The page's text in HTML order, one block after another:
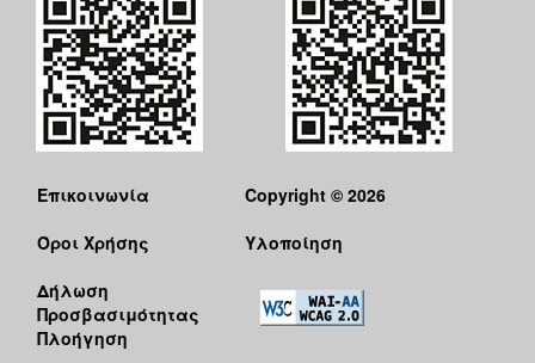
Επικοινωνία
Όροι Χρήσης
Δήλωση
Προσβασιμότητας
Πλοήγηση
Copyright © 2026
Υλοποίηση